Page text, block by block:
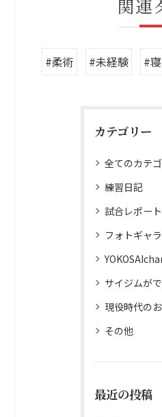
関連
#柔術 #未経験 #
カテゴリー
全てのカテ
練習日記
試合レポート
フォトギャ
サイジムが
現役時代の
その他
最近の投稿